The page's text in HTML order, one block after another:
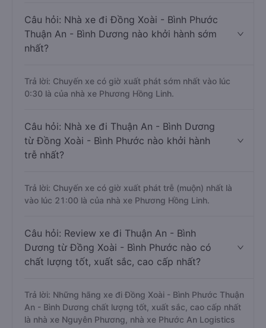
Câu hỏi: Nhà xe đi Đồng Xoài - Bình Phước
Thuận An - Bình Dương nào khởi hành sớm
nhất?
Trả lời: Chuyến xe có giờ xuất phát sớm nhất vào lúc
0:30 là của nhà xe Phương Hồng Linh.
Câu hỏi: Nhà xe đi Thuận An - Bình Dương
từ Đồng Xoài - Bình Phước nào khởi hành
trễ nhất?
Trả lời: Chuyến xe có giờ xuất phát trễ (muộn) nhất là
vào lúc 21:00 là của nhà xe Phương Hồng Linh.
Câu hỏi: Review xe đi Thuận An - Bình
Dương từ Đồng Xoài - Bình Phước nào có
chất lượng tốt, xuất sắc, cao cấp nhất?
Trả lời: Những hãng xe đi Đồng Xoài - Bình Phước Thuận
An - Bình Dương chất lượng tốt, xuất sắc, cao cấp nhất
là nhà xe Nguyên Phương, nhà xe Phước An Logistics